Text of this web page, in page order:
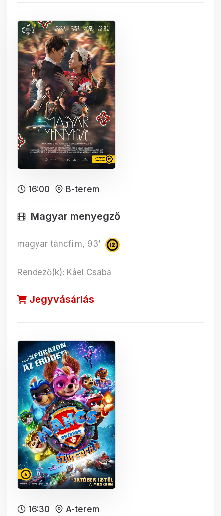
16:00 B-terem
Magyar menyegző
magyar táncfilm, 93’
Rendező(k): Káel Csaba
Jegyvásárlás
16:30 A-terem